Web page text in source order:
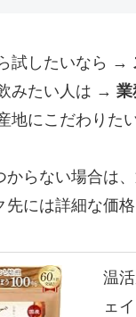
試したいなら →
みたい人は → 業
地にこだわりた
からない場合は
先には詳細な価
温
ェ